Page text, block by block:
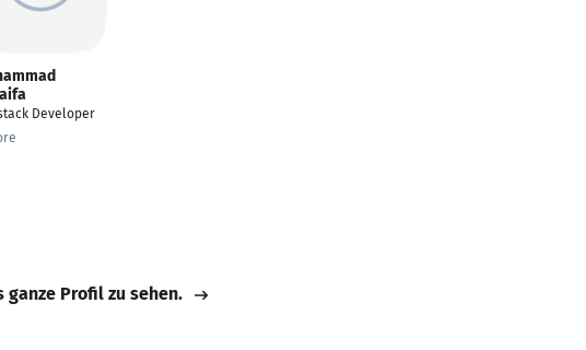
Developer
ganze Profil zu sehen.